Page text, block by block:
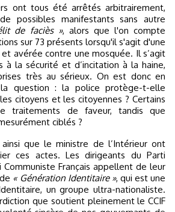
ont tous été arrêtés arbitrairement,
possibles manifestants sans autre
de faciès », alors que l'on compte
sur 73 présents lorsqu'il s'agit d'une
avérée contre une mosquée. Il s’agit
à la sécurité et d’incitation à la haine,
très au sérieux. On est donc en
question : la police protège-t-elle
citoyens et les citoyennes ? Certains
traitements de faveur, tandis que
ciblés ?
ces actes. Les dirigeants du Parti
Français appellent de leur
« Génération Identitaire », qui est une
un groupe ultra-nationaliste.
que soutient pleinement le CCIF